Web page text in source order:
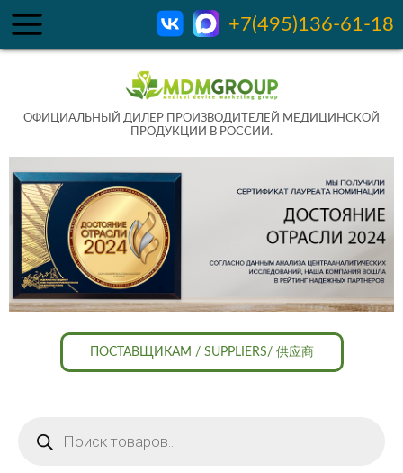
+7(495)136-61-18
ОФИЦИАЛЬНЫЙ ДИЛЕР ПРОИЗВОДИТЕЛЕЙ МЕДИЦИНСКОЙ
ПРОДУКЦИИ В РОССИИ.
ПОСТАВЩИКАМ / SUPPLIERS/ 供应商
товаров